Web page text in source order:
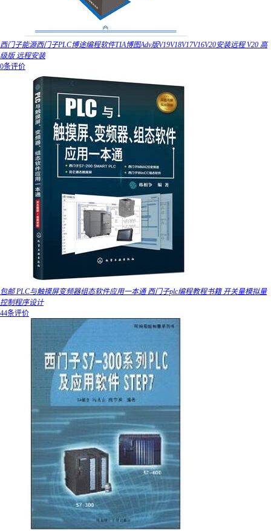
西门子能源西门子PLC博途编程软件TIA博图Adv版V19V18V17V16V20安装远程 V20 高
级版 远程安装
0条评价
包邮 PLC与触摸屏变频器组态软件应用一本通 西门子plc编程教程书籍 开关量模拟量
控制程序设计
44条评价